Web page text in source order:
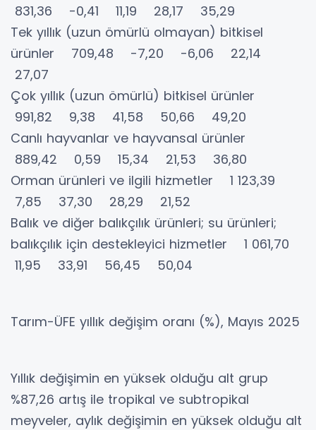
831,36 -0,41 11,19 28,17 35,29
Tek yıllık (uzun ömürlü olmayan) bitkisel
ürünler 709,48 -7,20 -6,06 22,14
27,07
Çok yıllık (uzun ömürlü) bitkisel ürünler
991,82 9,38 41,58 50,66 49,20
Canlı hayvanlar ve hayvansal ürünler
889,42 0,59 15,34 21,53 36,80
Orman ürünleri ve ilgili hizmetler 1 123,39
7,85 37,30 28,29 21,52
Balık ve diğer balıkçılık ürünleri; su ürünleri;
balıkçılık için destekleyici hizmetler 1 061,70
11,95 33,91 56,45 50,04
Tarım-ÜFE yıllık değişim oranı (%), Mayıs 2025
Yıllık değişimin en yüksek olduğu alt grup
%87,26 artış ile tropikal ve subtropikal
meyveler, aylık değişimin en yüksek olduğu alt